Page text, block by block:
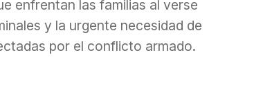
enfrentan las familias al verse
y la urgente necesidad de
por el conflicto armado.